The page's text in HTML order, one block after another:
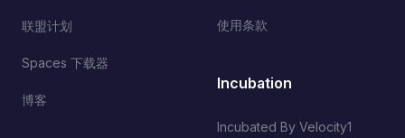
联盟计划
Spaces 下载器
博客
使用条款
Incubation
Incubated By Velocity1